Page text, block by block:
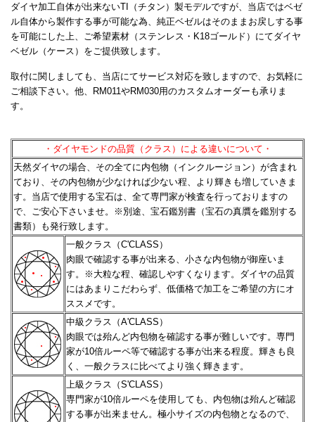
ダイヤ加工自体が出来ないTI（チタン）製モデルですが、当店ではベゼ
ル自体から製作する事が可能な為、純正ベゼルはそのままお戻しする事
を可能にした上、ご希望素材（ステンレス・K18ゴールド）にてダイヤ
ベゼル（ケース）をご提供致します。
取付に関しましても、当店にてサービス対応を致しますので、お気軽に
ご相談下さい。他、RM011やRM030用のカスタムオーダーも承りま
す。
・ダイヤモンドの品質（クラス）による違いについて・
天然ダイヤの場合、その全てに内包物（インクルージョン）が含まれ
ており、その内包物が少なければ少ない程、 より輝きも増していきま
す。当店で使用する宝石は、全て専門家が検査を行っておりますの
で、ご安心下さいませ。
※別途、宝石鑑別書（宝石の真贋を鑑別する
書類）も発行致します。
一般クラス（C'CLASS）
肉眼で確認する事が出来る、小さな内包物が御座いま
す。※大粒な程、確認しやすくなります。 ダイヤの品質
にはあまりこだわらず、低価格で加工をご希望の方にオ
ススメです。
中級クラス（A'CLASS）
肉眼では殆んど内包物を確認する事が難しいです。専門
家が10倍ルーペ等で確認する事が出来る程度。 輝きも良
く、一般クラスに比べてより強く輝きます。
上級クラス（S'CLASS）
専門家が10倍ルーペを使用しても、内包物は殆んど確認
する事が出来ません。極小サイズの内包物となるので、